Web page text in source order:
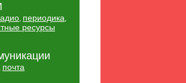
, периодика,
ресурсы
, почта